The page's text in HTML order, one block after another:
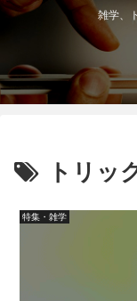
雑学、
トリッ
特集・雑学